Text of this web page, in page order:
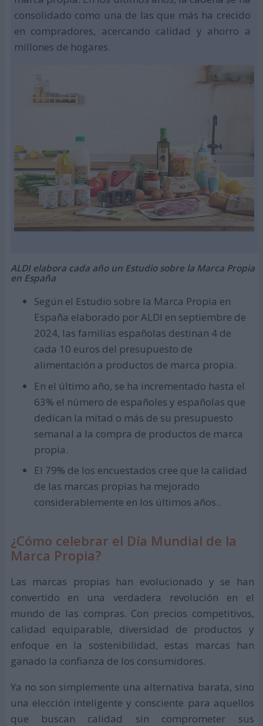
consolidado como una de las que más ha crecido
en compradores, acercando calidad y ahorro a
millones de hogares.
ALDI elabora cada año un Estudio sobre la Marca Propia
en España
Según el Estudio sobre la Marca Propia en
España elaborado por ALDI en septiembre de
2024, las familias españolas destinan 4 de
cada 10 euros del presupuesto de
alimentación a productos de marca propia.
En el último año, se ha incrementado hasta el
63% el número de españoles y españolas que
dedican la mitad o más de su presupuesto
semanal a la compra de productos de marca
propia.
El 79% de los encuestados cree que la calidad
de las marcas propias ha mejorado
considerablemente en los últimos años..
¿Cómo celebrar el Día Mundial de la
Marca Propia?
Las marcas propias han evolucionado y se han
convertido en una verdadera revolución en el
mundo de las compras. Con precios competitivos,
calidad equiparable, diversidad de productos y
enfoque en la sostenibilidad, estas marcas han
ganado la confianza de los consumidores.
Ya no son simplemente una alternativa barata, sino
una elección inteligente y consciente para aquellos
que buscan calidad sin comprometer sus